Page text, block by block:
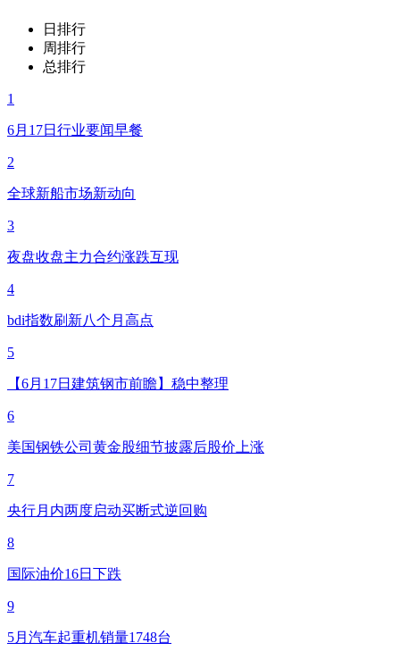
日排行
周排行
总排行
1
6月17日行业要闻早餐
2
全球新船市场新动向
3
夜盘收盘主力合约涨跌互现
4
bdi指数刷新八个月高点
5
【6月17日建筑钢市前瞻】稳中整理
6
美国钢铁公司黄金股细节披露后股价上涨
7
央行月内两度启动买断式逆回购
8
国际油价16日下跌
9
5月汽车起重机销量1748台